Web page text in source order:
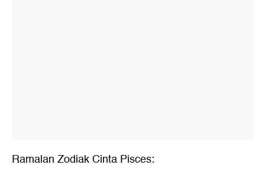
Ramalan Zodiak Cinta Pisces: